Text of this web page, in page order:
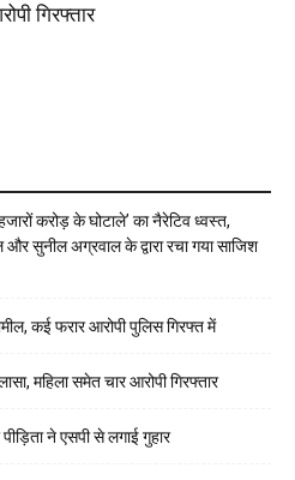
गिरफ्तार
करोड़ के घोटाले’ का नैरेटिव ध्वस्त,
सुनील अग्रवाल के द्वारा रचा गया साजिश
कई फरार आरोपी पुलिस गिरफ्त में
महिला समेत चार आरोपी गिरफ्तार
पीड़िता ने एसपी से लगाई गुहार